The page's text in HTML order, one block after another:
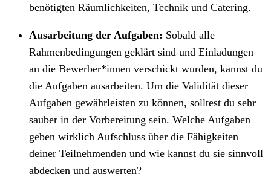
benötigten Räumlichkeiten, Technik und Catering.
Ausarbeitung der Aufgaben: Sobald alle
Rahmenbedingungen geklärt sind und Einladungen
an die Bewerber*innen verschickt wurden, kannst du
die Aufgaben ausarbeiten. Um die Validität dieser
Aufgaben gewährleisten zu können, solltest du sehr
sauber in der Vorbereitung sein. Welche Aufgaben
geben wirklich Aufschluss über die Fähigkeiten
deiner Teilnehmenden und wie kannst du sie sinnvoll
abdecken und auswerten?